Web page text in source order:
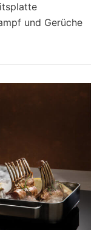
und Gerüche